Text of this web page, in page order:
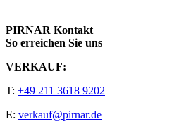
PIRNAR Kontakt
So erreichen Sie uns
VERKAUF:
T: +49 211 3618 9202
E: verkauf@pirnar.de